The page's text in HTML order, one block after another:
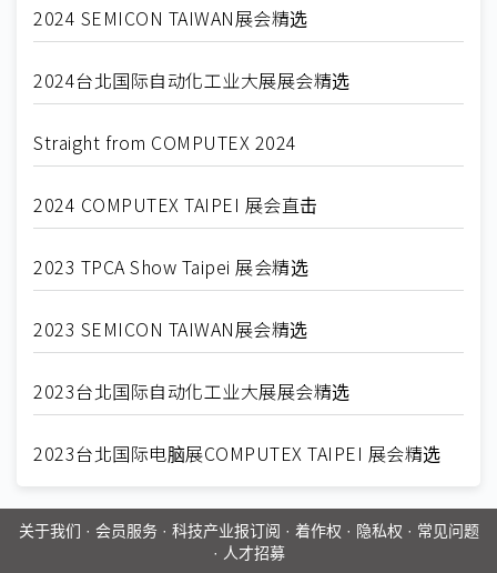
2024 SEMICON TAIWAN展会精选
2024台北国际自动化工业大展展会精选
Straight from COMPUTEX 2024
2024 COMPUTEX TAIPEI 展会直击
2023 TPCA Show Taipei 展会精选
2023 SEMICON TAIWAN展会精选
2023台北国际自动化工业大展展会精选
2023台北国际电脑展COMPUTEX TAIPEI 展会精选
关于我们 · 会员服务· 科技产业报订阅 · 着作权 · 隐私权 · 常见问题
· 人才招募